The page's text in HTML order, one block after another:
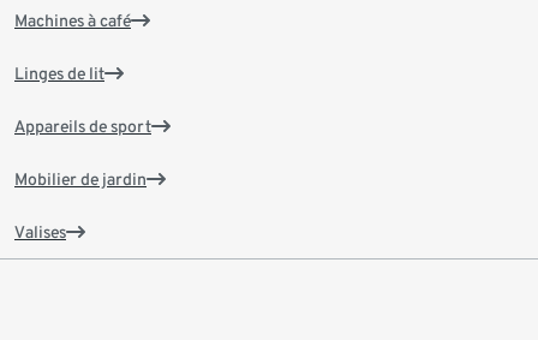
Machines à café
Linges de lit
Appareils de sport
Mobilier de jardin
Valises